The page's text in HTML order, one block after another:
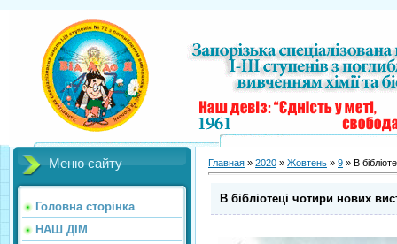
Меню сайту
Головна сторінка
НАШ ДІМ
Главная » 2020 » Жовтень » 9 » В
В бібліотеці чотири нових